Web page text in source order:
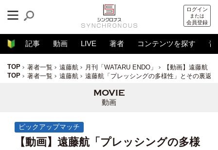
ログイン
または
会員登録
記事 動画 LIVE 著者 コンテンツを探す 音
TOP 著者一覧 遠藤航 月刊「WATARU ENDO」
【動画】遠藤航
TOP
著者一覧 遠藤航 遠藤航「プレッシングの多様性」とその裏返し
動画
ピックアップマッチ
【動画】遠藤航「プレッシングの多様